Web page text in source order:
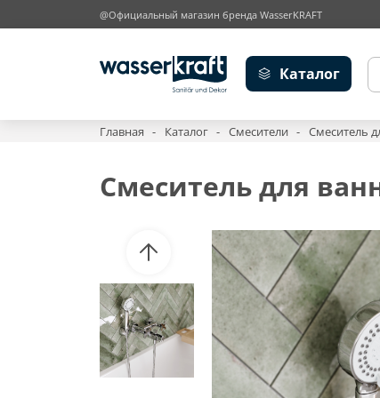
@Официальный магазин бренда WasserKRAFT
Каталог
Главная Каталог Смесители Смеситель
Смеситель для